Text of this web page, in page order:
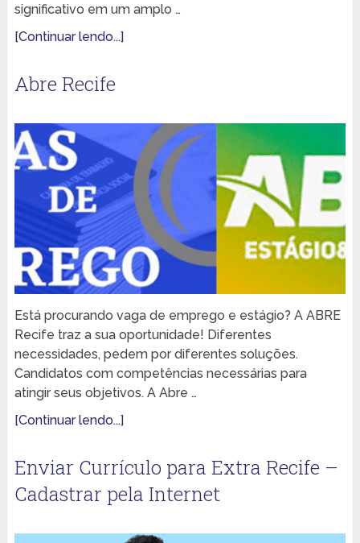
significativo em um amplo …
[Continuar lendo...]
Abre Recife
Está procurando vaga de emprego e estágio? A ABRE
Recife traz a sua oportunidade! Diferentes
necessidades, pedem por diferentes soluções.
Candidatos com competências necessárias para
atingir seus objetivos. A Abre …
[Continuar lendo...]
Enviar Currículo para Extra Recife –
Cadastrar pela Internet